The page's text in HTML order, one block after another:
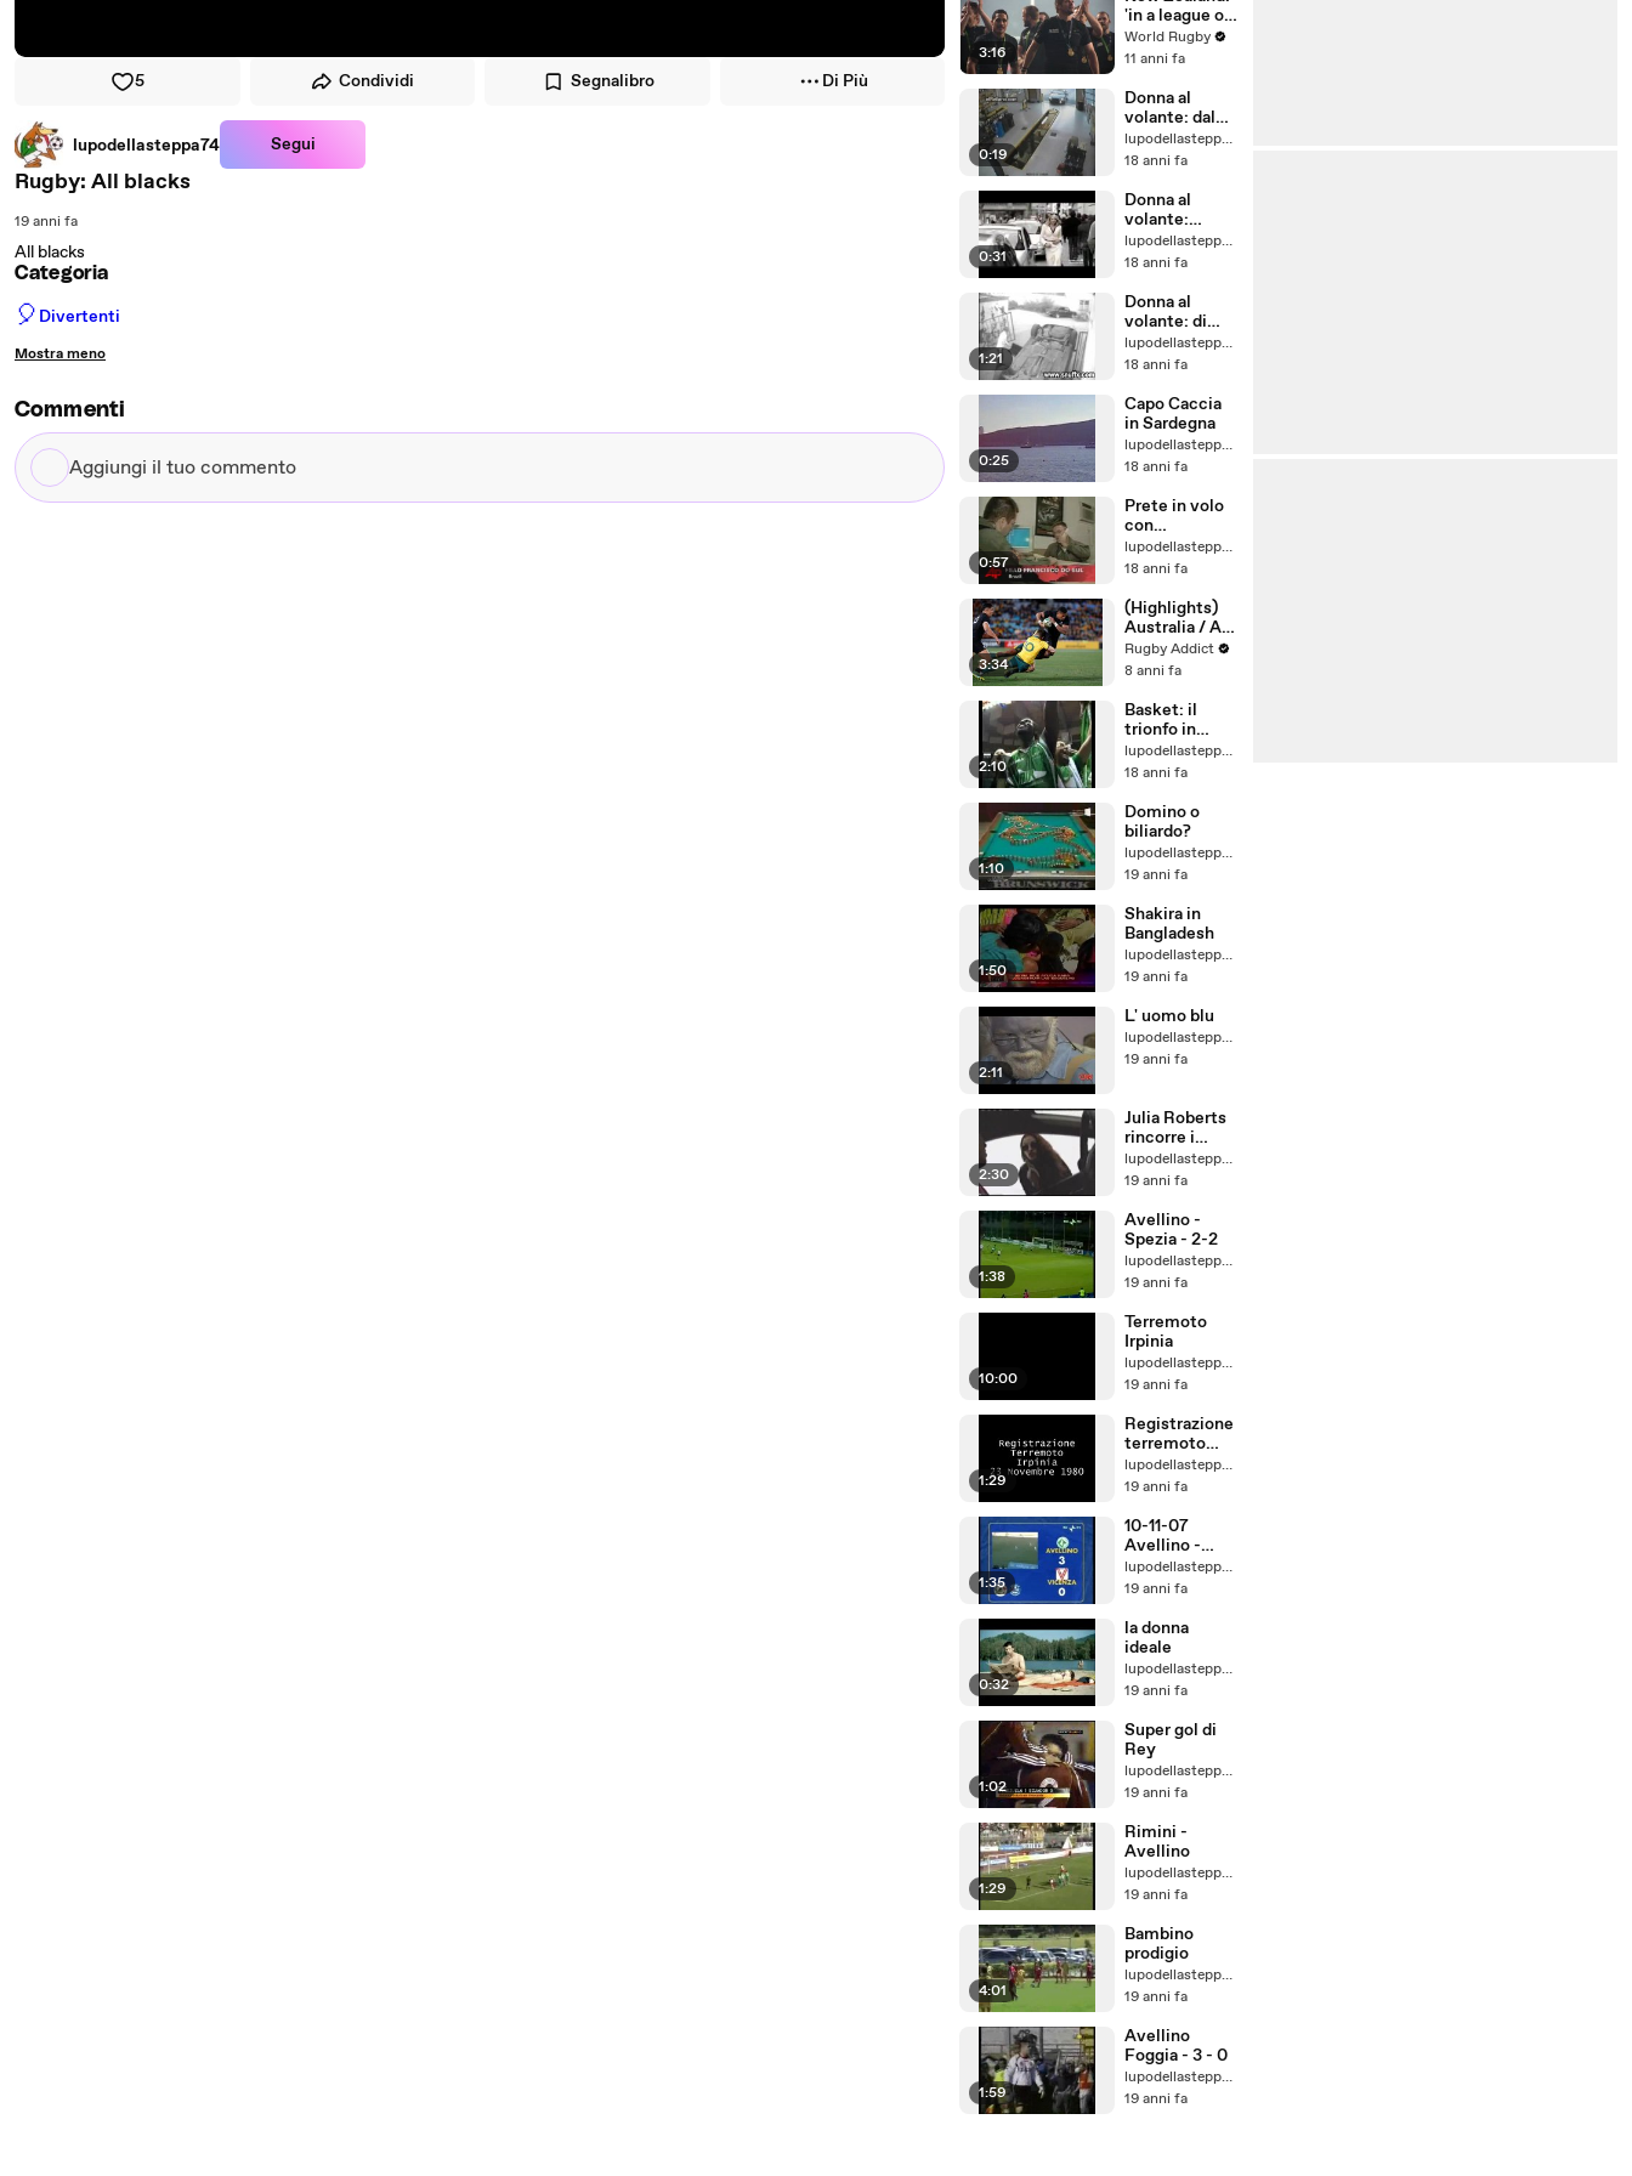
5 Condividi Segnalibro Di Più
lupodellasteppa74 Segui
Rugby: All blacks
19 anni fa
All blacks
Categoria
🎈 Divertenti
Mostra meno
Commenti
Aggiungi
il
toghether!!
3:16
'in a league of
their own?'
World Rugby
11 anni fa
0:19
Donna al
volante: dal
meccanico lupodellasteppa74
18 anni fa
0:31
Donna al
volante:
uscendo dal
parcheggio
lupodellasteppa74
18 anni fa
1:21
Donna al
volante: di
ritorno a casalupodellasteppa74
18 anni fa
0:25
Capo Caccia
in Sardegna
lupodellasteppa74
18 anni fa
0:57
Prete in volo
con
palloncini,
disperso!
lupodellasteppa74
18 anni fa
3:34
(Highlights)
Australia / All
Blacks - The
Rugby
Rugby Addict
8 anni fa
2:10
Basket: il
trionfo in
Coppa Italia di
Avellino
lupodellasteppa74
18 anni fa
1:10
Domino o
biliardo?
lupodellasteppa74
19 anni fa
1:50
Shakira in
Bangladesh
lupodellasteppa74
19 anni fa
2:11
L' uomo blu
lupodellasteppa74
19 anni fa
2:30
Julia Roberts
rincorre i
paparazzi
lupodellasteppa74
19 anni fa
1:38
Avellino -
Spezia - 2-2
lupodellasteppa74
19 anni fa
10:00
Terremoto
Irpinia
lupodellasteppa74
19 anni fa
1:29
Registrazione
terremoto
Irpinia
lupodellasteppa74
19 anni fa
1:35
10-11-07
Avellino -
Vicenza 3-0lupodellasteppa74
19 anni fa
0:32
la donna
ideale
lupodellasteppa74
19 anni fa
1:02
Super gol di
Rey
lupodellasteppa74
19 anni fa
1:29
Rimini -
Avellino
lupodellasteppa74
19 anni fa
4:01
Bambino
prodigio
lupodellasteppa74
19 anni fa
1:59
Avellino
Foggia - 3 - 0
lupodellasteppa74
19 anni fa